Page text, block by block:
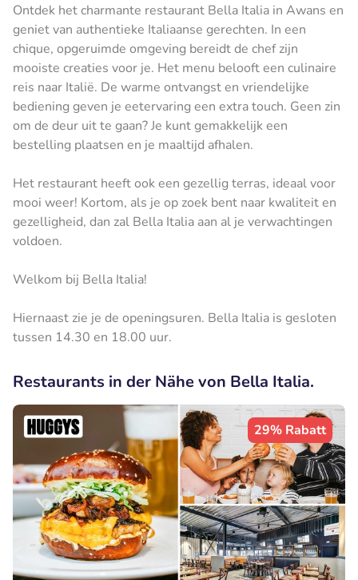
Ontdek het charmante restaurant Bella Italia in Awans en
geniet van authentieke Italiaanse gerechten. In een
chique, opgeruimde omgeving bereidt de chef zijn
mooiste creaties voor je. Het menu belooft een culinaire
reis naar Italië. De warme ontvangst en vriendelijke
bediening geven je eetervaring een extra touch. Geen zin
om de deur uit te gaan? Je kunt gemakkelijk een
bestelling plaatsen en je maaltijd afhalen.
Het restaurant heeft ook een gezellig terras, ideaal voor
mooi weer! Kortom, als je op zoek bent naar kwaliteit en
gezelligheid, dan zal Bella Italia aan al je verwachtingen
voldoen.
Welkom bij Bella Italia!
Hiernaast zie je de openingsuren. Bella Italia is gesloten
tussen 14.30 en 18.00 uur.
Restaurants in der Nähe von Bella Italia.
29% Rabatt